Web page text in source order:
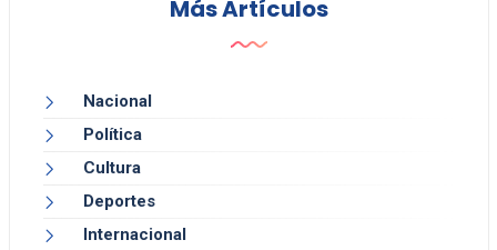
Más Artículos
Nacional
Política
Cultura
Deportes
Internacional